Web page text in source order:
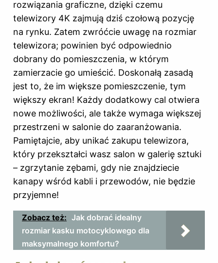
rozwiązania graficzne, dzięki czemu
telewizory 4K zajmują dziś czołową pozycję
na rynku. Zatem zwróćcie uwagę na rozmiar
telewizora; powinien być odpowiednio
dobrany do pomieszczenia, w którym
zamierzacie go umieścić. Doskonałą zasadą
jest to, że im większe pomieszczenie, tym
większy ekran! Każdy dodatkowy cal otwiera
nowe możliwości, ale także wymaga większej
przestrzeni w salonie do zaaranżowania.
Pamiętajcie, aby unikać zakupu telewizora,
który przekształci wasz salon w galerię sztuki
– zgrzytanie zębami, gdy nie znajdziecie
kanapy wśród kabli i przewodów, nie będzie
przyjemne!
Zobacz też: Jak dobrać idealny
rozmiar kasku motocyklowego dla
maksymalnego komfortu?